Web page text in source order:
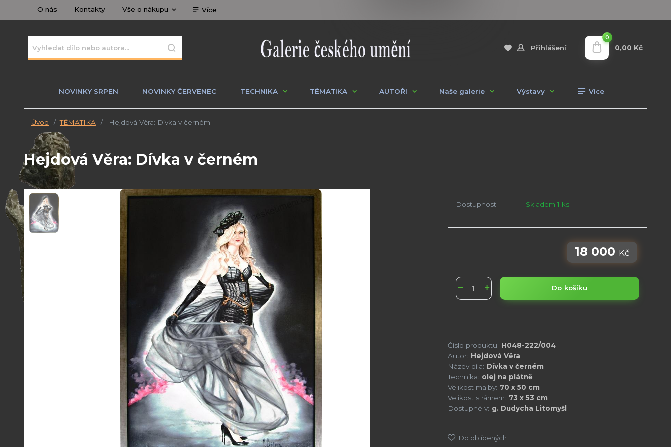
O nás Kontakty Vše o nákupu Více
Přihlášení
0
0,00 Kč
NOVINKY SRPEN NOVINKY ČERVENEC TECHNIKA TÉMATIKA AUTOŘI Naše galerie Výstavy Více
Úvod TÉMATIKA Hejdová Věra: Dívka v černém
Hejdová Věra: Dívka v černém
Dostupnost Skladem 1 ks
18 000 Kč
Do košíku
Číslo produktu: H048-222/004
Autor: Hejdová Věra
Název díla: Dívka v černém
Technika: olej na plátně
Velikost malby: 70 x 50 cm
Velikost s rámem: 73 x 53 cm
Dostupné v: g. Dudycha Litomyšl
Do oblíbených